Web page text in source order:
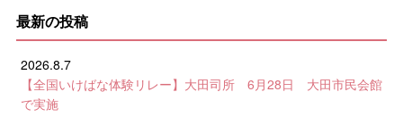
最新の投稿
2026.8.7
【全国いけばな体験リレー】大田司所 6月28日 大田市民会館
で実施